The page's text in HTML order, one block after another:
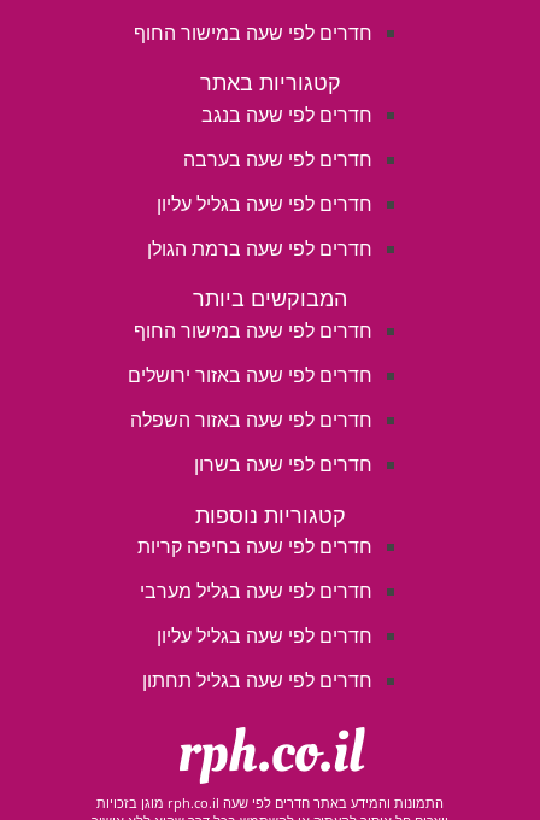
חדרים לפי שעה במישור החוף
קטגוריות באתר
חדרים לפי שעה בנגב
חדרים לפי שעה בערבה
חדרים לפי שעה בגליל עליון
חדרים לפי שעה ברמת הגולן
המבוקשים ביותר
חדרים לפי שעה במישור החוף
חדרים לפי שעה באזור ירושלים
חדרים לפי שעה באזור השפלה
חדרים לפי שעה בשרון
קטגוריות נוספות
חדרים לפי שעה בחיפה קריות
חדרים לפי שעה בגליל מערבי
חדרים לפי שעה בגליל עליון
חדרים לפי שעה בגליל תחתון
rph.co.il
התמונות והמידע באתר חדרים לפי שעה rph.co.il מוגן בזכויות